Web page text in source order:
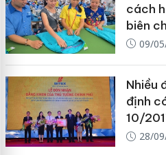
cách
biên
09/
Nhiều
định
10/
28/